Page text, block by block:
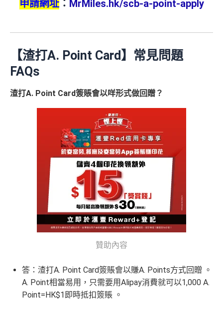
申請網址： MrMiles.hk/scb-a-point-apply
【渣打A. Point Card】常見問題
FAQs
渣打A. Point Card簽賬會以咩形式做回贈？
贊助內容
答：渣打A. Point Card簽賬會以賺A. Points方式回贈 。
A. Point相當易用，只需要用Alipay消費就可以1,000 A.
Point=HK$1即時抵扣簽賬 。